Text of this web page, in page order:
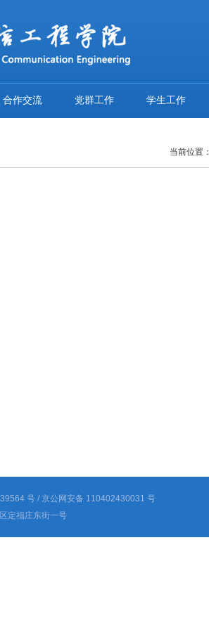
合作交流 党群工作 学生工作
当前位置：
号 / 京公网安备 110402430031 号
定福庄东街一号